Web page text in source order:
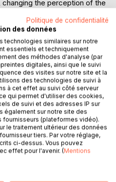
the perception of the
Bolton, resuming more than
me so close to the fighters
sweat.
limits, fighting through
crushing victories and
perspectives, waves of
flashes of despair and
mutual respect.
and I tried to give back the
of chosen
Politique de confidentialité
des données
technologies similaires sur notre
essentiels et techniquement
des méthodes d'analyse (par
digitales, ainsi que le suivi
des visites sur notre site et la
des technologies de suivi à
à cet effet au suivi côté serveur
qui permet d'utiliser des cookies,
de suivi et des adresses IP sur
également sur notre site des
fournisseurs (plateformes vidéo).
le traitement ultérieur des données
tiers. Par votre réglage,
ci-dessus. Vous pouvez
effet pour l'avenir. (Mentions